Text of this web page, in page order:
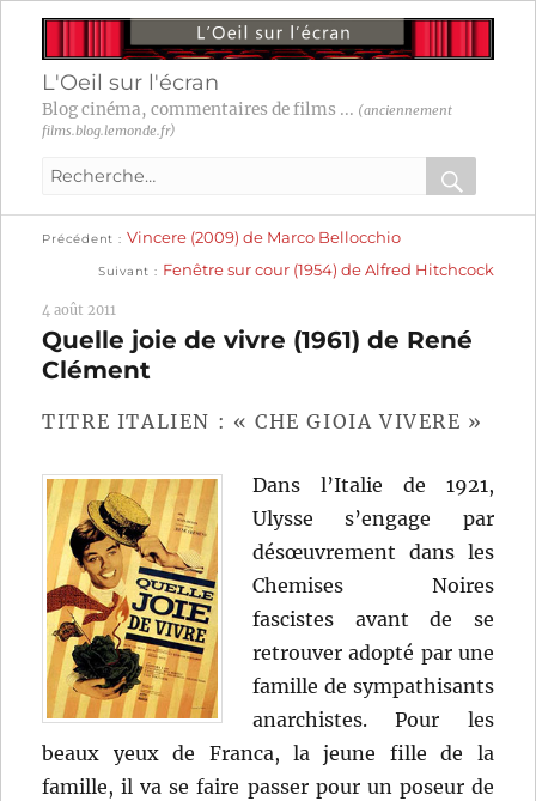
L'Oeil sur l'écran
Blog cinéma, commentaires de films ... (anciennement
films.blog.lemonde.fr)
Recherche
:
OK
Navigation
l’article
Précédent
précédente :
Vincere (2009) de Marco Bellocchio
Suivant
suivante :
Fenêtre sur cour (1954) de Alfred Hitchcock
4 août 2011
Quelle joie de vivre (1961) de René
Clément
TITRE ITALIEN : « CHE GIOIA VIVERE »
Dans l’Italie de 1921,
Ulysse s’engage par
désœuvrement dans les
Chemises Noires
fascistes avant de se
retrouver adopté par une
famille de sympathisants
anarchistes. Pour les
beaux yeux de Franca, la jeune fille de la
famille, il va se faire passer pour un poseur de